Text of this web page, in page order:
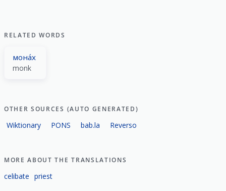
RELATED WORDS
мона́х
monk
OTHER SOURCES (AUTO GENERATED)
Wiktionary PONS bab.la Reverso
MORE ABOUT THE TRANSLATIONS
celibate priest